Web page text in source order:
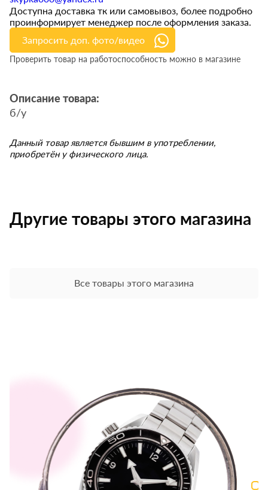
Доступна доставка тк или самовывоз, более подробно
проинформирует менеджер после оформления заказа.
Запросить доп. фото/видео
Проверить товар на работоспособность можно в магазине
Описание товара:
б/у
Данный товар является бывшим в употреблении,
приобретён у физического лица.
Другие товары этого магазина
Все товары этого магазина